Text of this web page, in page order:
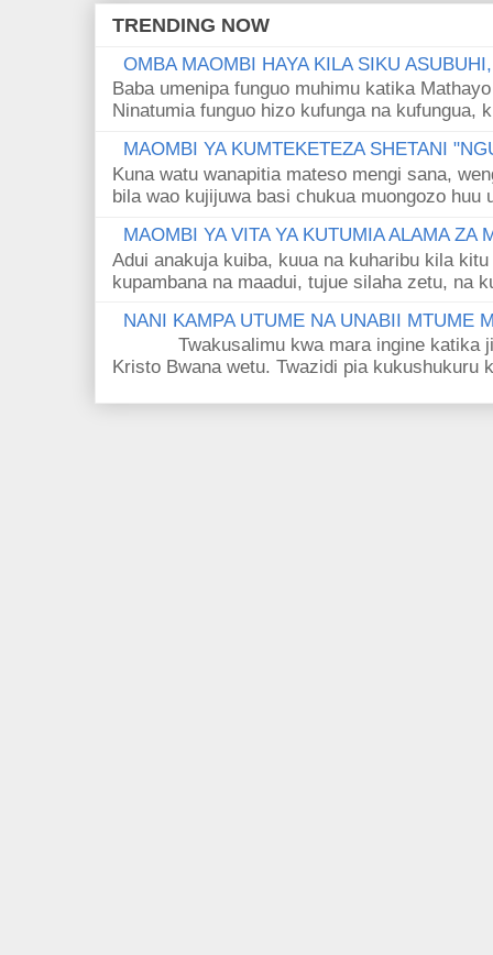
TRENDING NOW
OMBA MAOMBI HAYA KILA SIKU
Baba umenipa funguo muhimu katika
Ninatumia funguo hizo kufunga na kufungua,
MAOMBI YA KUMTEKETEZA SHETANI
Kuna watu wanapitia mateso mengi sana,
bila wao kujijuwa basi chukua muongozo huu
MAOMBI YA VITA YA KUTUMIA ALAMA ZA
Adui anakuja kuiba, kuua na kuharibu kila
kupambana na maadui, tujue silaha zetu, na
NANI KAMPA UTUME NA UNABII MTUME
Twakusalimu kwa mara ingine katika
Kristo Bwana wetu. Twazidi pia kukushukuru